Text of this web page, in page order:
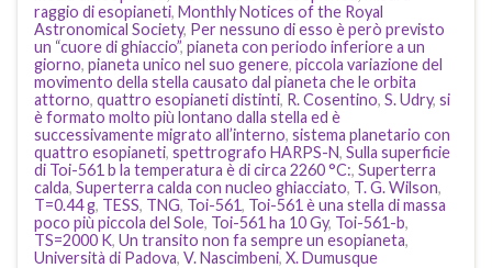
raggio di esopianeti, Monthly Notices of the Royal
Astronomical Society, Per nessuno di esso è però previsto
un “cuore di ghiaccio”, pianeta con periodo inferiore a un
giorno, pianeta unico nel suo genere, piccola variazione del
movimento della stella causato dal pianeta che le orbita
attorno, quattro esopianeti distinti, R. Cosentino, S. Udry, si
è formato molto più lontano dalla stella ed è
successivamente migrato all’interno, sistema planetario con
quattro esopianeti, spettrografo HARPS-N, Sulla superficie
di Toi-561 b la temperatura è di circa 2260 °C:, Superterra
calda, Superterra calda con nucleo ghiacciato, T. G. Wilson,
T=0.44 g, TESS, TNG, Toi-561, Toi-561 è una stella di massa
poco più piccola del Sole, Toi-561 ha 10 Gy, Toi-561-b,
TS=2000 K, Un transito non fa sempre un esopianeta,
Università di Padova, V. Nascimbeni, X. Dumusque